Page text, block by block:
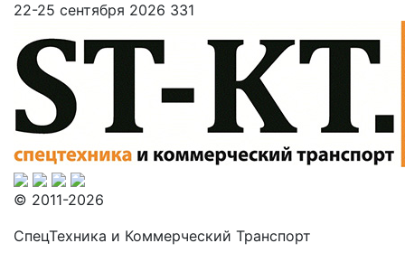
22-25 сентября 2026 331
© 2011-2026
СпецТехника и Коммерческий Транспорт